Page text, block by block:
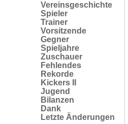
Vereinsgeschichte
Spieler
Trainer
Vorsitzende
Gegner
Spieljahre
Zuschauer
Fehlendes
Rekorde
Kickers II
Jugend
Bilanzen
Dank
Letzte Änderungen